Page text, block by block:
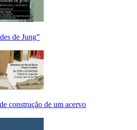
de Jung”
construção de um acervo